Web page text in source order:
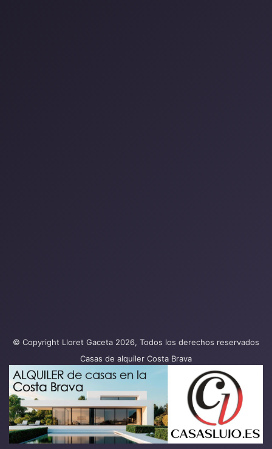
© Copyright Lloret Gaceta 2026, Todos los derechos reservados
Casas de alquiler Costa Brava